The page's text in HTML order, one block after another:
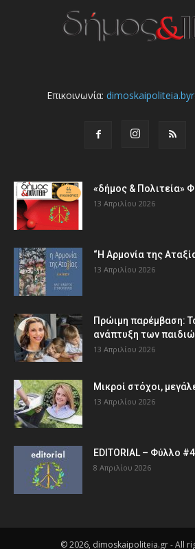
Επικοινωνία:
«δήμος & Πολιτεία»
13 Απριλίου 2026
“Η Αρμονία της
13 Απριλίου 2026
Πρώιμη παρέμβαση:
ανάπτυξη των
13 Απριλίου 2026
Μικροί στόχοι,
13 Απριλίου 2026
EDITORIAL – Φύλλο
8 Απριλίου 2026
© 2026, dimoskaipoliteia.gr - All